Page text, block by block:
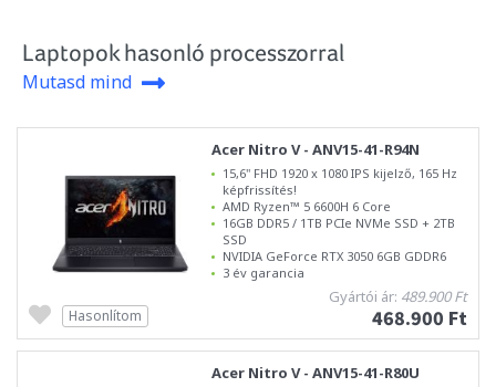
Laptopok hasonló processzorral
Mutasd mind
Acer Nitro V - ANV15-41-R94N
15,6" FHD 1920 x 1080 IPS kijelző, 165 Hz
képfrissítés!
AMD Ryzen™ 5 6600H 6 Core
16GB DDR5 / 1TB PCIe NVMe SSD + 2TB
SSD
NVIDIA GeForce RTX 3050 6GB GDDR6
3 év garancia
Gyártói ár: 489.900 Ft
468.900 Ft
Hasonlítom
Acer Nitro V - ANV15-41-R80U